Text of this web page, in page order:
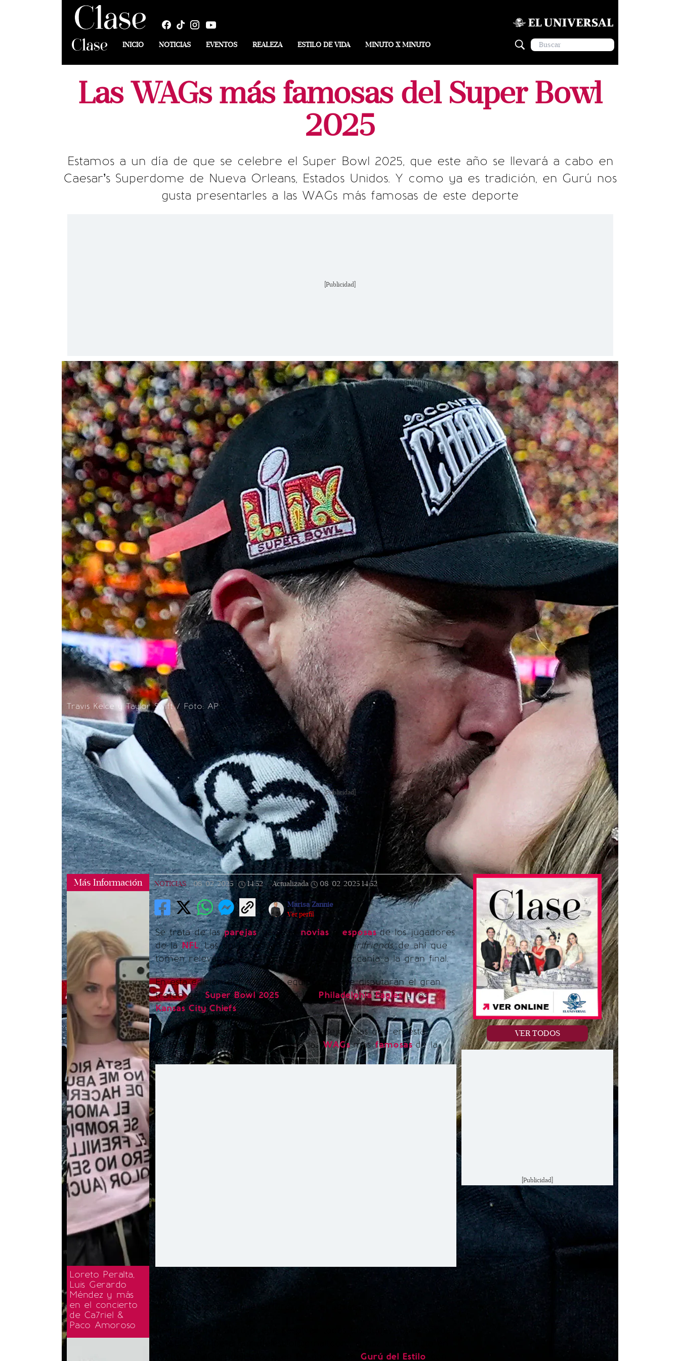
INICIO NOTICIAS EVENTOS REALEZA ESTILO DE VIDA MINUTO X MINUTO
Las WAGs más famosas del Super Bowl
2025
Estamos a un día de que se celebre el Super Bowl 2025, que este año se llevará a cabo en
Caesar’s Superdome de Nueva Orleans, Estados Unidos. Y como ya es tradición, en Gurú nos
gusta presentarles a las WAGs más famosas de este deporte
[Publicidad]
Travis Kelce y Taylor Swift / Foto: AP
[Publicidad]
Más Información
Loreto Peralta,
Luis Gerardo
Méndez y más
en el concierto
de Ca7riel &
Paco Amoroso
NOTICIAS | 08/02/2025 14:52 | Actualizada 08/02/2025 14:52
Marisa Zannie
Ver perfil
Se trata de lasparejas, ya sean novias o esposasde los jugadores
de laNFL. Las siglas derivan de wives and girlfriends, de ahí que
tomen relevancia en estas fechas por la cercanía a la gran final.
En esta edición del 2025, los equipos que se disputarán el gran
trofeo delSuper Bowl 2025 son los Philadelphia Eaglesy los
Kansas City Chiefs.
Así que, sin más preámbulo, aquí les dejo a las que en esta
edición del Super Bowl 2025 son las WAGsmásfamosasde la
temporada.
Y en el tutorial, ¿sigue el furor por el athleisure?
Gurú del Estilo
VER TODOS
[Publicidad]